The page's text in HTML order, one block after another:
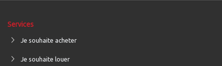
Services
Je souhaite acheter
Je souhaite louer